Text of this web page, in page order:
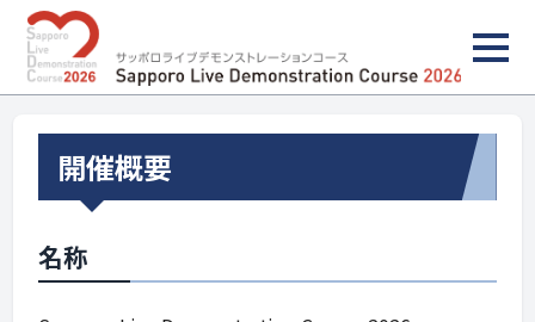
開催概要
名称